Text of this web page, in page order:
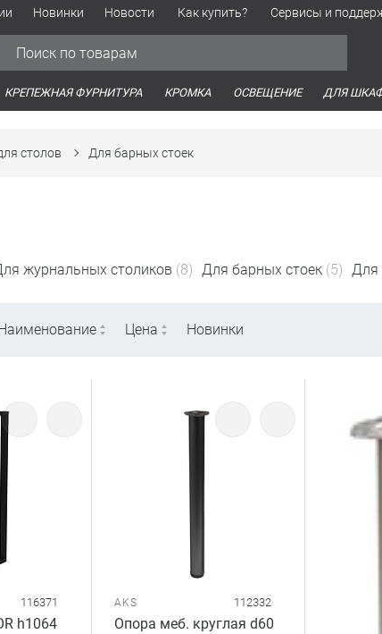
Новинки Новости Как купить? Сервисы и
КРЕПЕЖНАЯ ФУРНИТУРА КРОМКА ОСВЕЩЕНИЕ ДЛЯ
столов Для барных стоек
журнальных столиков (8) Для барных стоек (5) Для
Цена Новинки
116371
h1064
AKS 112332
Опора меб. круглая d60